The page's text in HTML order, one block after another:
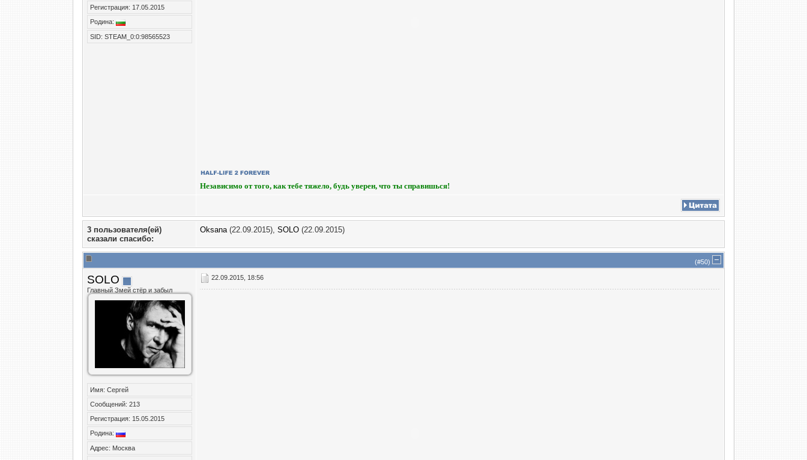
Регистрация: 17.05.2015
Родина:
SID: STEAM_0:0:98565523
Независимо от того, как тебе тяжело, будь уверен, что ты справишься!
3 пользователя(ей)
сказали cпасибо:
Oksana(22.09.2015), SOLO (22.09.2015)
(#50)
SOLO
Главный Змей стёр и забыл
Имя: Сергей
Сообщений: 213
Регистрация: 15.05.2015
Родина:
Адрес: Москва
22.09.2015, 18:56